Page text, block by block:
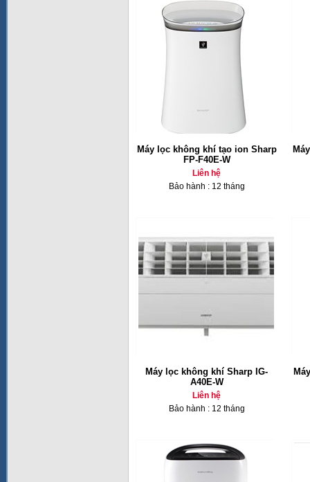
Máy lọc không khí tạo ion Sharp
FP-F40E-W
Liên hệ
Bảo hành : 12 tháng
Máy lọc không khí Sharp IG-
A40E-W
Liên hệ
Bảo hành : 12 tháng